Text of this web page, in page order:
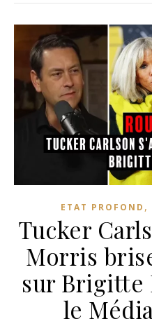
ETAT PROFOND ,
Tucker
Morris
sur Brigitte
le